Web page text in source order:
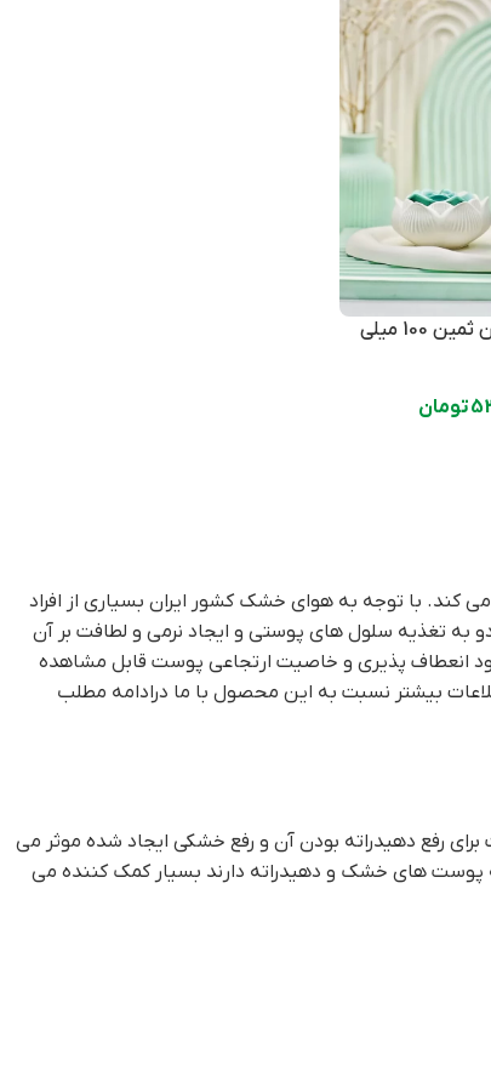
کرم نرم کننده اوسرین ثمین 100 میلی
تومان
با توجه به هوای خشک کشور ایران بسیاری از افراد
تغذیه سلول های پوستی و ایجاد نرمی و لطافت بر آن
انعطاف پذیری و خاصیت ارتجاعی پوست قابل مشاهده
بیشتر نسبت به این محصول با ما درادامه مطلب
رفع دهیدراته بودن آن و رفع خشکی ایجاد شده موثر می
های خشک و دهیدراته دارند بسیار کمک کننده می